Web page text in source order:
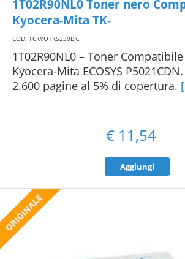
1T02R90NL0 Toner nero
Kyocera-Mita TK-
COD: TCKYOTK5230BK.
1T02R90NL0 – Toner
Kyocera-Mita ECOSYS
2.600 pagine al 5% di copertura.
€ 11,54
Aggiungi